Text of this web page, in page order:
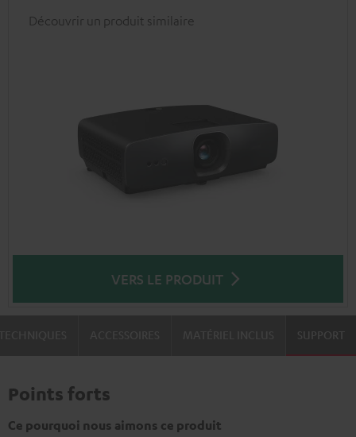
Découvrir un produit similaire
VERS LE PRODUIT
SUPPORT
Points forts
Ce pourquoi nous aimons ce produit